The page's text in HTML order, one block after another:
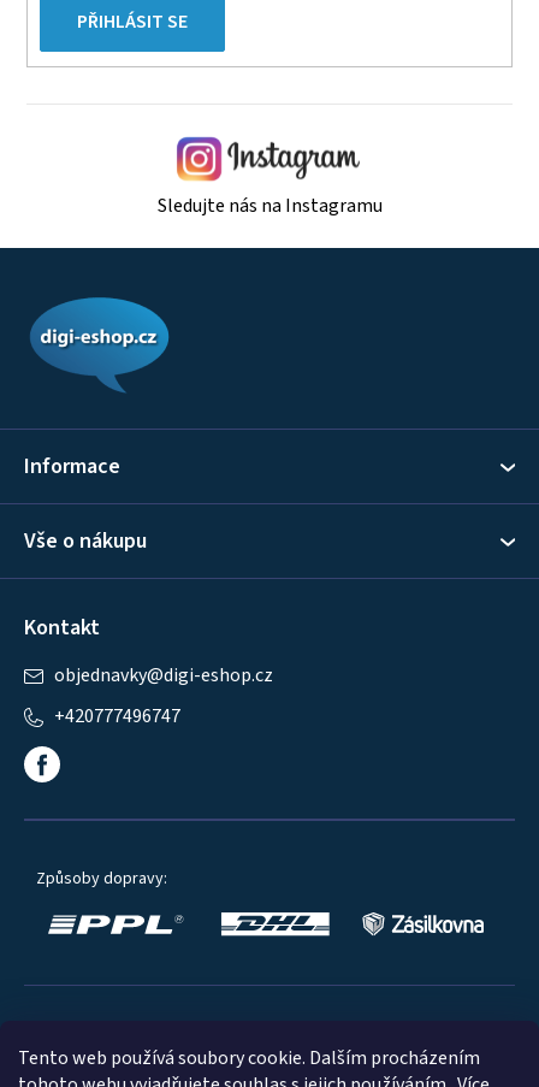
Tento web používá soubory cookie. Dalším procházením
PŘIHLÁSIT SE
Sledujte nás na Instagramu
Informace
Vše o nákupu
Kontakt
objednavky@digi-eshop.cz
+420777496747
Způsoby dopravy:
Oblíbené způsoby platby: